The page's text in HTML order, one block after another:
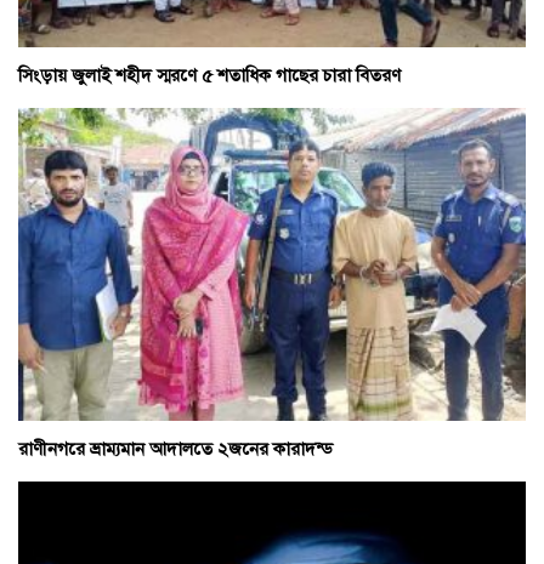
সিংড়ায় জুলাই শহীদ স্মরণে ৫ শতাধিক গাছের চারা বিতরণ
রাণীনগরে ভ্রাম্যমান আদালতে ২জনের কারাদন্ড